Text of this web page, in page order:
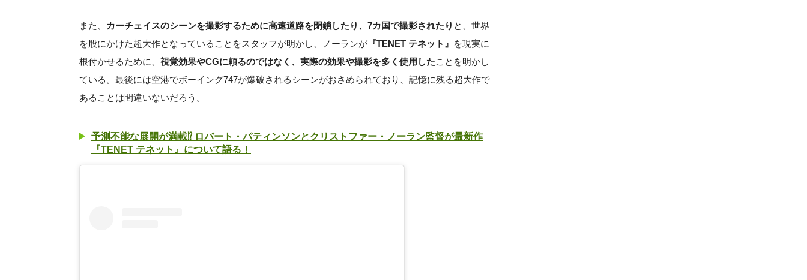
また、 カーチェイスのシーンを撮影するために高速道路を閉鎖したり、7カ国で撮影されたり と、世界
を股にかけた超大作となっていることをスタッフが明かし、ノーランが 『TENET テネット』 を現実に
根付かせるために、 視覚効果やCGに頼るのではなく、実際の効果や撮影を多く使用したことを明かし
ている。最後には空港でボーイング747が爆破されるシーンがおさめられており、記憶に残る超大作で
あることは間違いないだろう。
予測不能な展開が満載⁉︎ ロバート・パティンソンとクリストファー・ノーラン監督が最新作
『TENET テネット』について語る！